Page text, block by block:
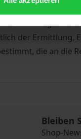
wobei es sich auf
Bedeutung
der Ermittlung,
die an die
Bleiben
Shop-